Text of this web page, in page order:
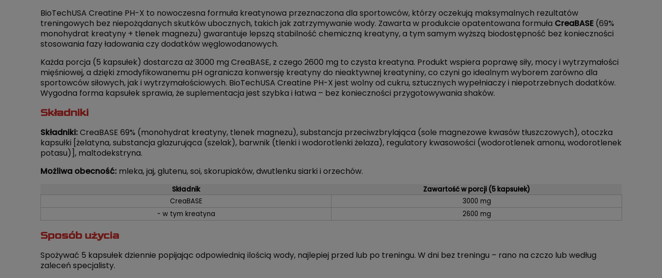
BioTechUSA Creatine PH-X to nowoczesna formuła kreatynowa przeznaczona dla sportowców, którzy oczekują maksymalnych rezultatów
treningowych bez niepożądanych skutków ubocznych, takich jak zatrzymywanie wody. Zawarta w produkcie opatentowana formuła CreaBASE (69%
monohydrat kreatyny + tlenek magnezu) gwarantuje lepszą stabilność chemiczną kreatyny, a tym samym wyższą biodostępność bez konieczności
stosowania fazy ładowania czy dodatków węglowodanowych.
Każda porcja (5 kapsułek) dostarcza aż 3000 mg CreaBASE, z czego 2600 mg to czysta kreatyna. Produkt wspiera poprawę siły, mocy i wytrzymałości
mięśniowej, a dzięki zmodyfikowanemu pH ogranicza konwersję kreatyny do nieaktywnej kreatyniny, co czyni go idealnym wyborem zarówno dla
sportowców siłowych, jak i wytrzymałościowych. BioTechUSA Creatine PH-X jest wolny od cukru, sztucznych wypełniaczy i niepotrzebnych dodatków.
Wygodna forma kapsułek sprawia, że suplementacja jest szybka i łatwa – bez konieczności przygotowywania shaków.
Składniki
Składniki:CreaBASE 69% (monohydrat kreatyny, tlenek magnezu), substancja przeciwzbrylająca (sole magnezowe kwasów tłuszczowych), otoczka
kapsułki [żelatyna, substancja glazurująca (szelak), barwnik (tlenki i wodorotlenki żelaza), regulatory kwasowości (wodorotlenek amonu, wodorotlenek
potasu)], maltodekstryna.
Możliwa obecność: mleka, jaj, glutenu, soi, skorupiaków, dwutlenku siarki i orzechów.
Składnik
Zawartość w porcji (5 kapsułek)
CreaBASE
3000 mg
- w tym kreatyna
2600 mg
Sposób użycia
Spożywać 5 kapsułek dziennie popijając odpowiednią ilością wody, najlepiej przed lub po treningu. W dni bez treningu – rano na czczo lub według
zaleceń specjalisty.